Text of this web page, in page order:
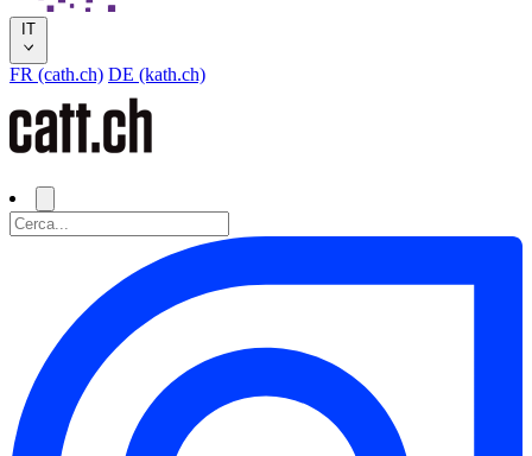
IT
FR (cath.ch) DE (kath.ch)